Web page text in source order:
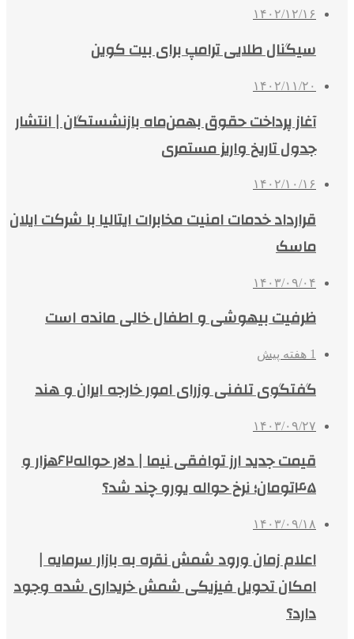
۱۴۰۲/۱۲/۱۶
سیگنال طلایی ترامپ برای بیت کوین
۱۴۰۲/۱۱/۲۰
آغاز پرداخت حقوق بهمن‌ماه بازنشستگان | انتشار
جدول تاریخ واریز مستمری
۱۴۰۲/۱۰/۱۶
قرارداد خدمات امنیت مخابرات ایتالیا با شرکت ایلان
ماسک
۱۴۰۳/۰۹/۰۴
ظرفیت بیهوشی و اطفال خالی مانده است
1 هفته پیش
گفتگوی تلفنی وزرای امور خارجه ایران و هند
۱۴۰۳/۰۹/۲۷
قیمت جدید ارز توافقی نیما | دلار حواله۶۲هزار و
۴۵تومان؛ نرخ حواله یورو چند شد؟
۱۴۰۳/۰۹/۱۸
اعلام زمان ورود شمش نقره به بازار سرمایه |
امکان تحویل فیزیکی شمش خریداری شده وجود
دارد؟